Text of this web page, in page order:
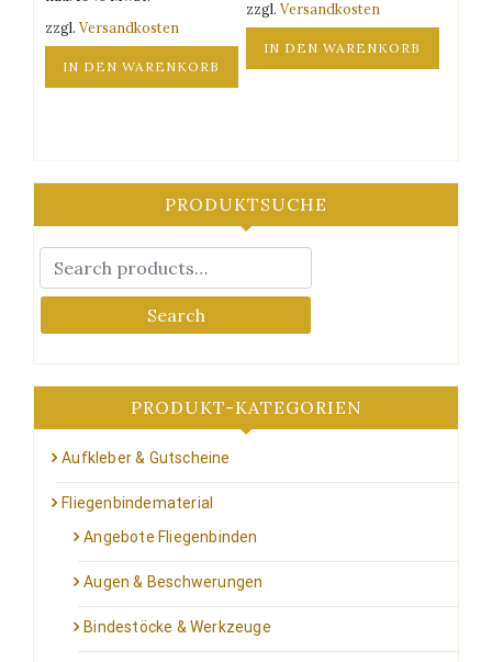
werden
werden
zzgl. Versandkosten
IN DEN WARENKORB
zzgl.Versandkosten
IN DEN WARENKORB
PRODUKTSUCHE
Search
PRODUKT-KATEGORIEN
Aufkleber & Gutscheine
Fliegenbindematerial
Angebote Fliegenbinden
Augen & Beschwerungen
Bindestöcke & Werkzeuge